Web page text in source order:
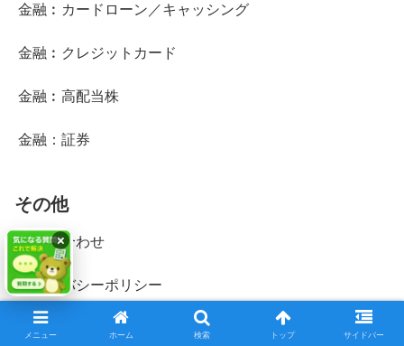
金融︰カードローン／キャッシング
金融︰クレジットカード
金融︰高配当株
金融：証券
その他
お問い合わせ
プライバシーポリシー
運営者情報
メニュー ホーム 検索 トップ サイドバー
×